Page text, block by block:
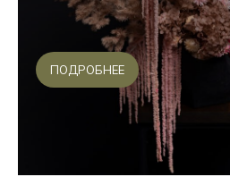
ПОДРОБНЕЕ